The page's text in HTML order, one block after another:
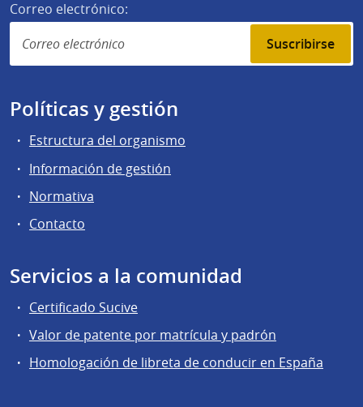
Correo electrónico:
Suscribirse
Políticas y gestión
Estructura del organismo
Información de gestión
Normativa
Contacto
Servicios a la comunidad
Certificado Sucive
Valor de patente por matrícula y padrón
Homologación de libreta de conducir en España